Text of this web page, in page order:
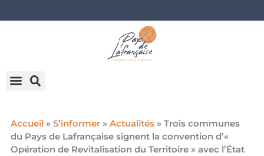
Accueil » S’informer» Actualités» Trois communes
du Pays de Lafrançaise signent la convention d’«
Opération de Revitalisation du Territoire » avec l’État